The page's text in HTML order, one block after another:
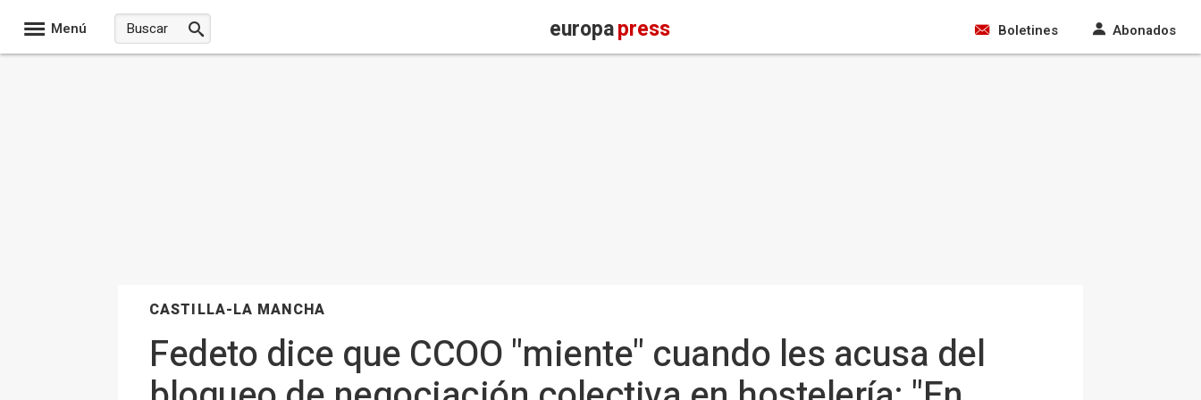
Menú europapress Boletines Abonados
CASTILLA-LA MANCHA
Fedeto dice que CCOO "miente" cuando les acusa del